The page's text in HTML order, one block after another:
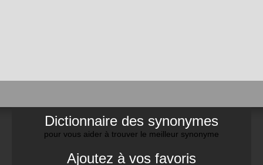
Dictionnaire des synonymes
pour vous aider à trouver le meilleur synonyme
Ajoutez à vos favoris